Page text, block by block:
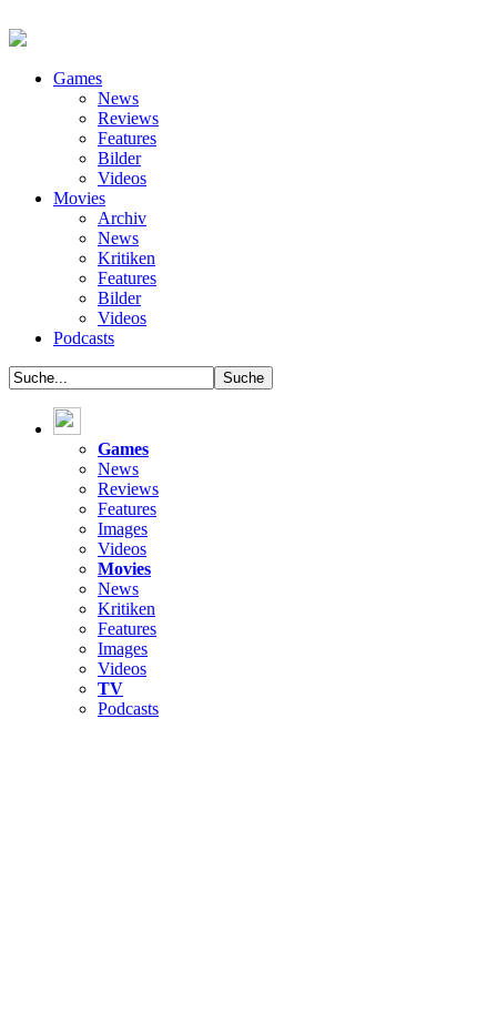
Games
News
Reviews
Features
Bilder
Videos
Movies
Archiv
News
Kritiken
Features
Bilder
Videos
Podcasts
Games
News
Reviews
Features
Images
Videos
Movies
News
Kritiken
Features
Images
Videos
TV
Podcasts